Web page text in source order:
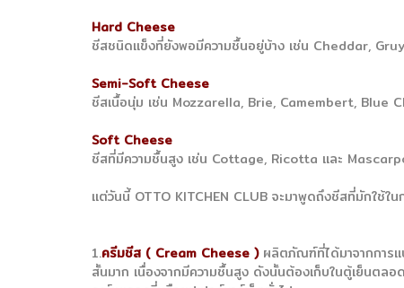
Hard Cheese
ชีสชนิดแข็งที่ยังพอมีความชื้นอยู่บ้าง เช่น Cheddar,
Semi-Soft Cheese
ชีสเนื้อนุ่ม เช่น Mozzarella, Brie, Camembert, Blue
Soft Cheese
ชีสที่มีความชื้นสูง เช่น Cottage, Ricotta และ
แต่วันนี้ OTTO KITCHEN CLUB จะมาพูดถึงชีสที่มักใช้ใ
1.ครีมชีส ( Cream Cheese )ผลิตภัณฑ์ที่ได้มาจากการแ
สั้นมาก เนื่องจากมีความชื้นสูง ดังนั้นต้องเก็บในตู้เย็นตล